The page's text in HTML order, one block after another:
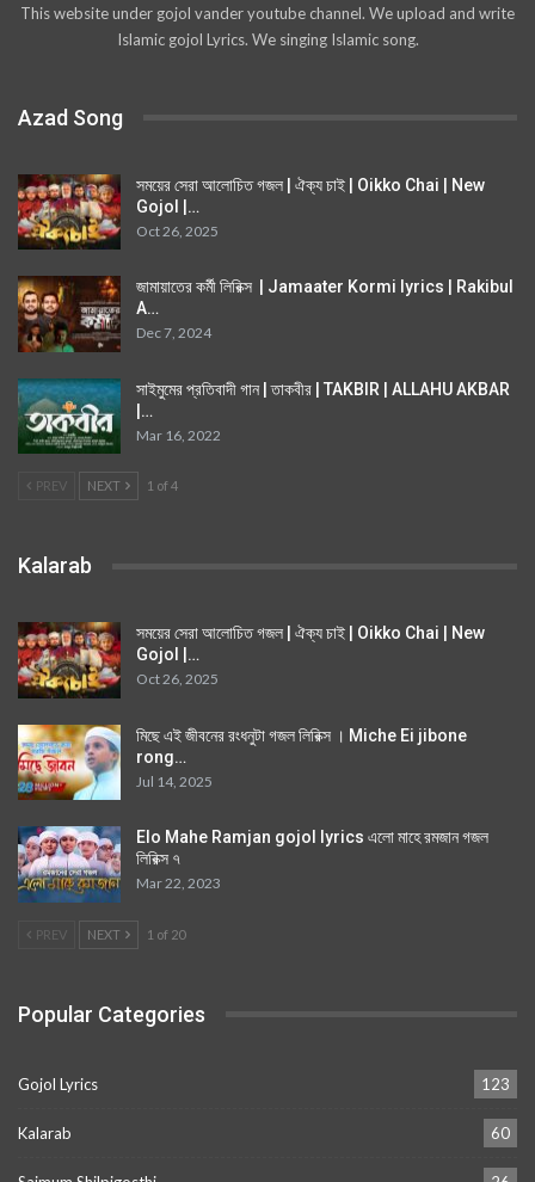
This website under gojol vander youtube channel. We upload and write
Islamic gojol Lyrics. We singing Islamic song.
Azad Song
সময়ের সেরা আলোচিত গজল | ঐক্য চাই | Oikko Chai | New
Gojol |…
Oct 26, 2025
জামায়াতের কর্মী লিরিক্স | Jamaater Kormi lyrics | Rakibul
A…
Dec 7, 2024
সাইমুমের প্রতিবাদী গান | তাকবীর | TAKBIR | ALLAHU AKBAR
|…
Mar 16, 2022
PREV NEXT 1 of 4
Kalarab
সময়ের সেরা আলোচিত গজল | ঐক্য চাই | Oikko Chai | New
Gojol |…
Oct 26, 2025
মিছে এই জীবনের রংধনুটা গজল লিরিক্স । Miche Ei jibone
rong…
Jul 14, 2025
Elo Mahe Ramjan gojol lyrics এলো মাহে রমজান গজল
লিরিক্স ৭
Mar 22, 2023
PREV NEXT 1 of 20
Popular Categories
Gojol Lyrics 123
Kalarab 60